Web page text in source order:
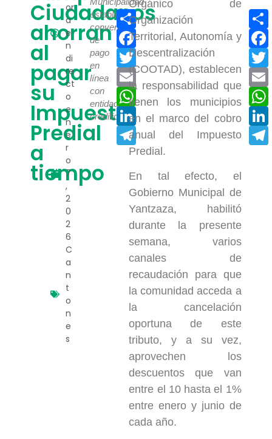
Ciudadanos
ahorran
al
pagar
su
Impuesto
Predial
a
tiempo
or
a
e
n
di
re
ct
o
e
n
e
r
o
7
,
2
0
2
6
C
a
n
t
o
n
e
s
estableció
convenios
de
pago
en
línea
con
entidades
crediticia.
Compartir
Facebook
Twitter
Email
WhatsApp
LinkedIn
Telegram
Orgánico de
Organización
Territorial, Autonomía y
Descentralización
(COOTAD), establecen
la responsabilidad que
tienen los municipios
en el marco del cobro
anual del Impuesto
Predial.
En tal efecto, el
Gobierno Municipal de
Yantzaza, habilitó
durante la presente
semana, varios
canales de
recaudación para que
la comunidad acceda a
la cancelación
oportuna de este
tributo, y a su vez,
aprovechen los
descuentos que van
entre el 10 hasta el 1%
entre enero y junio de
cada año.